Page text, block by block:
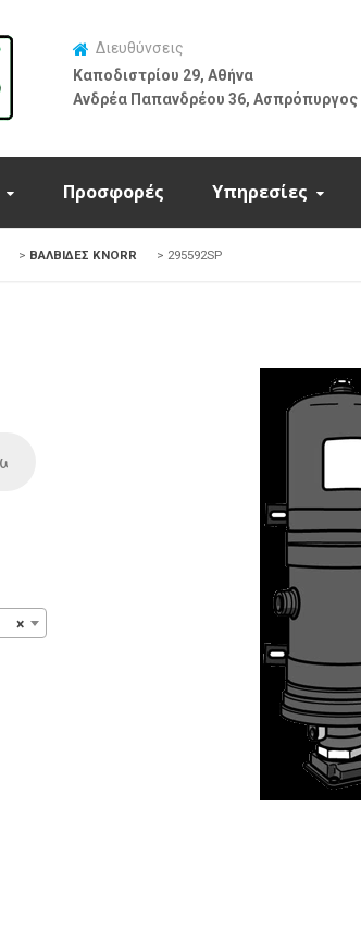
Διευθύνσεις
Καποδιστρίου 29, Αθήνα
Ανδρέα Παπανδρέου 36, Ασπρόπυργος
Προσφορές Υπηρεσίες
> ΒΑΛΒΙΔΕΣ KNORR > 295592SP
×